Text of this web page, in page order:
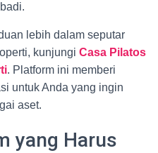
lebih dalam seputar
kunjungi Casa Pilatos
. Platform ini memberi
untuk Anda yang ingin
aset.
yang Harus